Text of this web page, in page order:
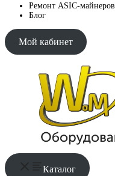
Ремонт ASIC-майнеров
Блог
Мой кабинет
Каталог